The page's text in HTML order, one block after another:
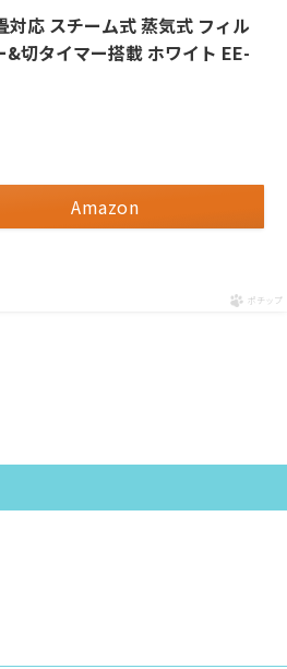
応 スチーム式 蒸気式 フィル
切タイマー搭載 ホワイト EE-
Amazon
ポチップ